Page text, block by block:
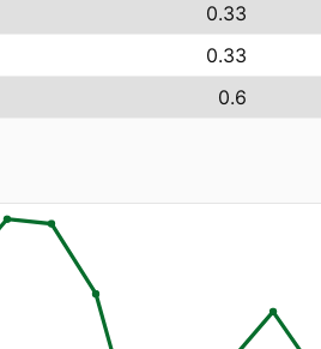
0.33
0.33
0.6